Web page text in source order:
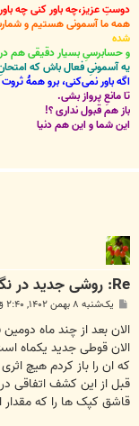
دوستِ عزیز،چه باور کنی چه
همه ما آسمونی هستیم و
شده
و حسابرسیِ بسیار دقیقی هم
یه آسمونیِ فعال باش که
اگه باور نمی‌کنی، برو همۀ
تا مانعِ پرواز بشی.
باز هم قبول نداری ؟!
این شما و این هم دنیا
Re: روشی جدید در نگهداری سس گوجه فرنگی
ت
یک‌شنبه ۸ بهمن ۱۴۰۲, ۲:۴۰ ق.ظ
الان بعد از چند ماه
الان قوطی جدید یکماه
که ان را باز کردم هیچ
قبل از این کشف اتفاقی
قاشق کپک ها را که مقدار